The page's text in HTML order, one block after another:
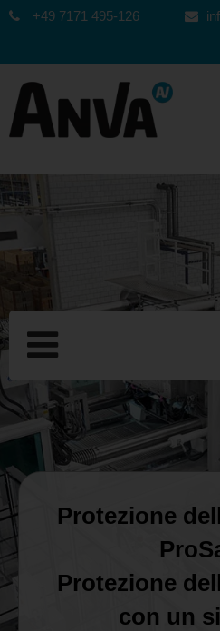
+49 7171 495-126
Protezione
Protezione
con un